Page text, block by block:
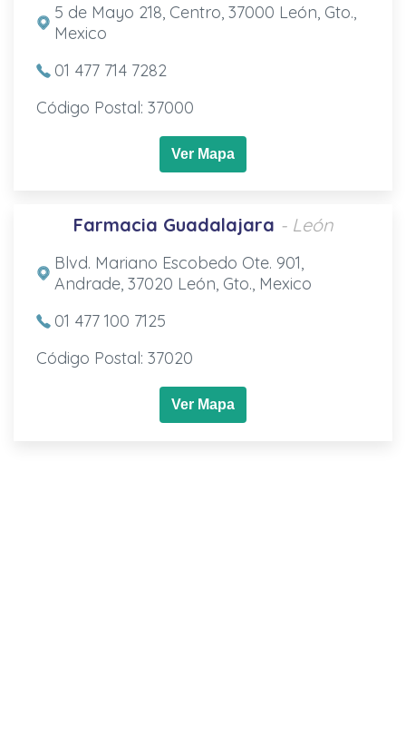
5 de Mayo 218, Centro, 37000 León, Gto.,
Mexico
01 477 714 7282
Código Postal: 37000
Ver Mapa
Farmacia Guadalajara - León
Blvd. Mariano Escobedo Ote. 901,
Andrade, 37020 León, Gto., Mexico
01 477 100 7125
Código Postal: 37020
Ver Mapa